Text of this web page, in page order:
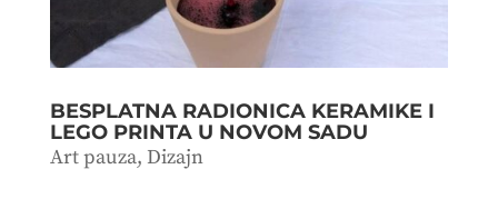
BESPLATNA RADIONICA KERAMIKE I
LEGO PRINTA U NOVOM SADU
Art pauza, Dizajn